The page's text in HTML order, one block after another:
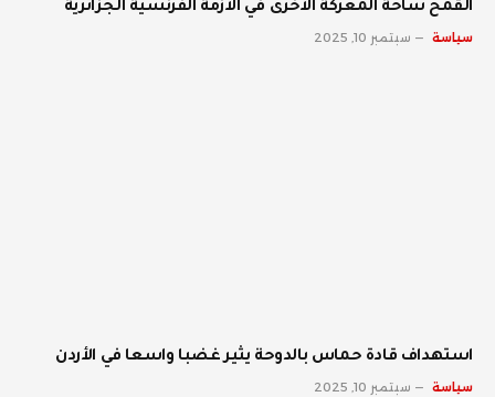
القمح ساحة المعركة الأخرى في الأزمة الفرنسية الجزائرية
سياسة سبتمبر 10, 2025
استهداف قادة حماس بالدوحة يثير غضبا واسعا في الأردن
سياسة سبتمبر 10, 2025